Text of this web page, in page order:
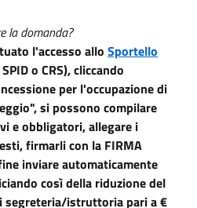
la domanda?
l'accesso allo Sportello
o CRS), cliccando
per l'occupazione di
si possono compilare
e obbligatori, allegare i
firmarli con la FIRMA
inviare automaticamente
così della riduzione del
segreteria/istruttoria pari a €